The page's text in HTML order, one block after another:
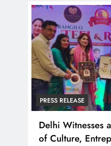
PRESS RELEASE
Delhi Witnesses
of Culture,